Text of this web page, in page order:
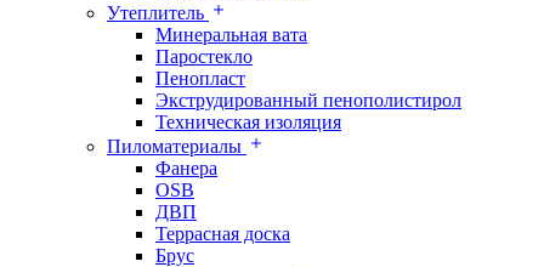
Утеплитель
Минеральная вата
Паростекло
Пенопласт
Экструдированный пенополистирол
Техническая изоляция
Пиломатериалы
Фанера
OSB
ДВП
Террасная доска
Брус